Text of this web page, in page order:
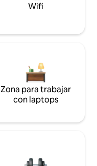
Wifi
Zona para trabajar
con laptops